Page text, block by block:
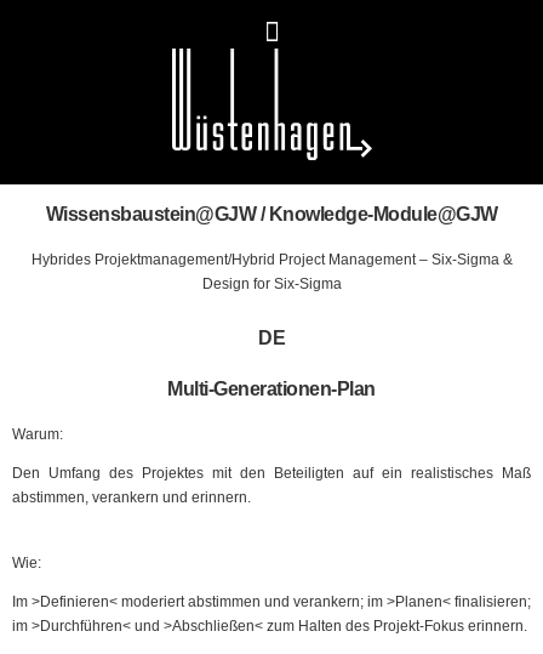
Wissensbaustein@GJW / Knowledge-Module@GJW
Hybrides Projektmanagement/Hybrid Project Management– Six-Sigma &
Design for Six-Sigma
DE
Multi-Generationen-Plan
Warum:
Den Umfang des Projektes mit den Beteiligten auf ein realistisches Maß
abstimmen, verankern und erinnern.
Wie:
Im >Definieren< moderiert abstimmen und verankern; im >Planen< finalisieren;
im >Durchführen< und >Abschließen< zum Halten des Projekt-Fokus erinnern.